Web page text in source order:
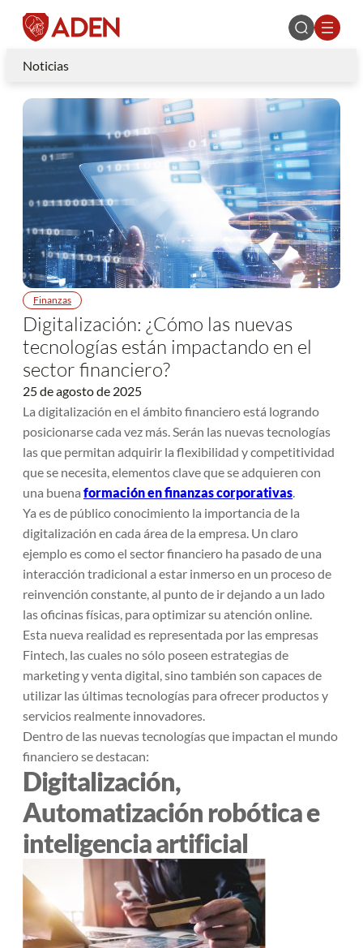
Noticias
Finanzas
Digitalización: ¿Cómo las nuevas
tecnologías están impactando en el
sector financiero?
25 de agosto de 2025
La digitalización en el ámbito financiero está logrando
posicionarse cada vez más. Serán las nuevas tecnologías
las que permitan adquirir la flexibilidad y competitividad
que se necesita, elementos clave que se adquieren con
una buena formación en finanzas corporativas.
Ya es de público conocimiento la importancia de la
digitalización en cada área de la empresa. Un claro
ejemplo es como el sector financiero ha pasado de una
interacción tradicional a estar inmerso en un proceso de
reinvención constante, al punto de ir dejando a un lado
las oficinas físicas, para optimizar su atención online.
Esta nueva realidad es representada por las empresas
Fintech, las cuales no sólo poseen estrategias de
marketing y venta digital, sino también son capaces de
utilizar las últimas tecnologías para ofrecer productos y
servicios realmente innovadores.
Dentro de las nuevas tecnologías que impactan el mundo
financiero se destacan:
Digitalización,
Automatización robótica e
inteligencia artificial